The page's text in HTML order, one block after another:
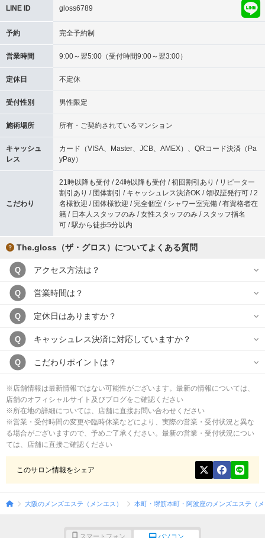
LINE ID gloss6789
予約 完全予約制
営業時間 9:00～翌5:00（受付時間9:00～翌3:00）
定休日 不定休
受付性別 男性限定
施術場所 所有・ご契約されているマンション
キャッシュ
レス
カード（VISA、Master、JCB、AMEX）、QRコード決済（Pa
yPay）
こだわり
21時以降も受付 / 24時以降も受付 / 初回割引あり / リピーター
割引あり / 団体割引 / キャッシュレス決済OK / 領収証発行可 / 2
名様歓迎 / 団体様歓迎 / 完全個室 / シャワー室完備 / 有資格者在
籍 / 日本人スタッフのみ / 女性スタッフのみ / スタッフ指名
可 / 駅から徒歩5分以内
The.gloss（ザ・グロス）についてよくある質問
Q アクセス方法は？
Q 営業時間は？
Q 定休日はありますか？
Q キャッシュレス決済に対応していますか？
Q こだわりポイントは？
※店舗情報は最新情報ではない可能性がございます。最新の情報については、
店舗のオフィシャルサイト及びブログをご確認ください
※所在地の詳細については、店舗に直接お問い合わせください
※営業・受付時間の変更や臨時休業などにより、実際の営業・受付状況と異な
る場合がございますので、予めご了承ください。最新の営業・受付状況につい
ては、店舗に直接ご確認ください
このサロン情報をシェア
大阪のメンズエステ（メンエス） 本町・堺筋本町・阿波座のメンズエステ（
スマートフォン パソコン